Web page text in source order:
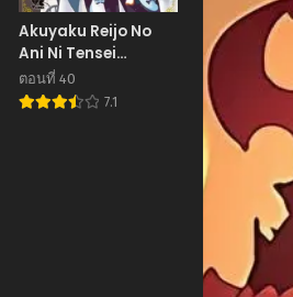
Akuyaku Reijo No
Ani Ni Tensei
Shimashita
ตอนที่ 40
7.1